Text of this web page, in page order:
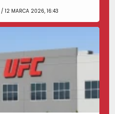
/ 12 MARCA 2026, 16:43